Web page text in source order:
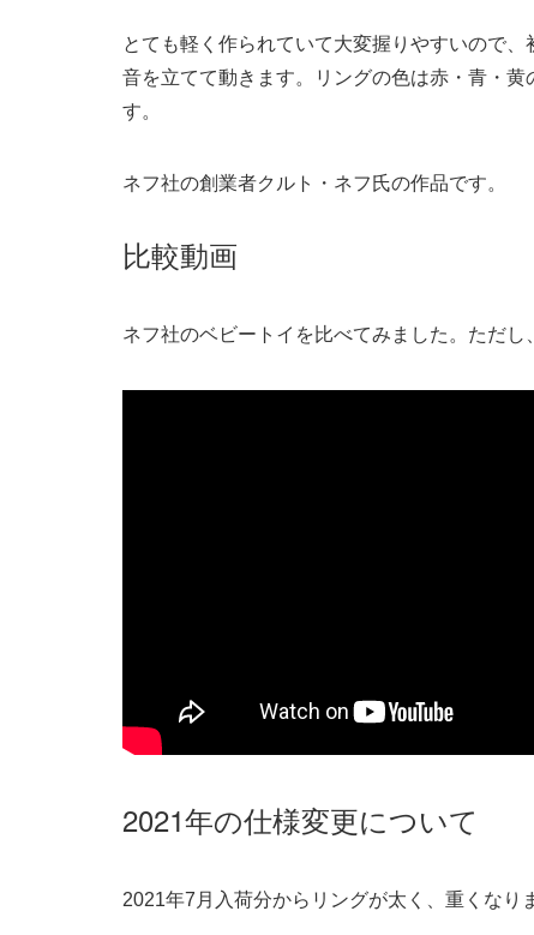
とても軽く作られていて大変握りやすいので
音を立てて動きます。リングの色は赤・青・
す。
ネフ社の創業者クルト・ネフ氏の作品です。
比較動画
ネフ社のベビートイを比べてみました。ただ
2021年の仕様変更について
2021年7月入荷分からリングが太く、重くなり